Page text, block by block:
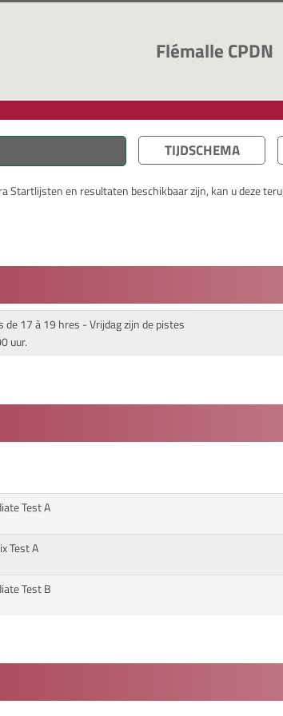
Flémalle CPDN
TIJDSCHEMA
Startlijsten en resultaten beschikbaar zijn, kan u deze
17 à 19 hres - Vrijdag zijn de pistes
uur.
Test A
Test A
Test B